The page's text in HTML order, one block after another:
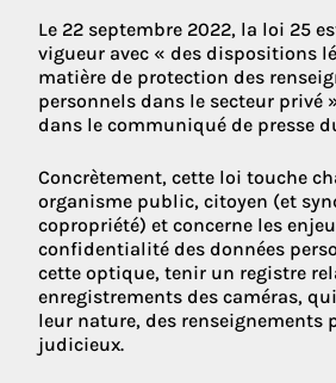
Le 22 septembre 2022, la loi 25
vigueur avec « des dispositions
matière de protection des
personnels dans le secteur privé
dans le communiqué de presse
Concrètement, cette loi touche
organisme public, citoyen (et
copropriété) et concerne les
confidentialité des données
cette optique, tenir un registre
enregistrements des caméras,
leur nature, des renseignements
judicieux.